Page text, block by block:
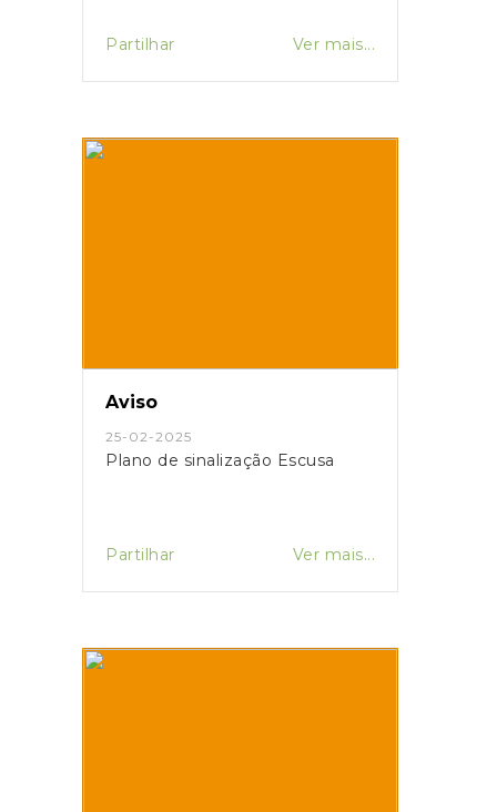
Partilhar Ver mais...
Aviso
25-02-2025
Plano de sinalização Escusa
Partilhar Ver mais...